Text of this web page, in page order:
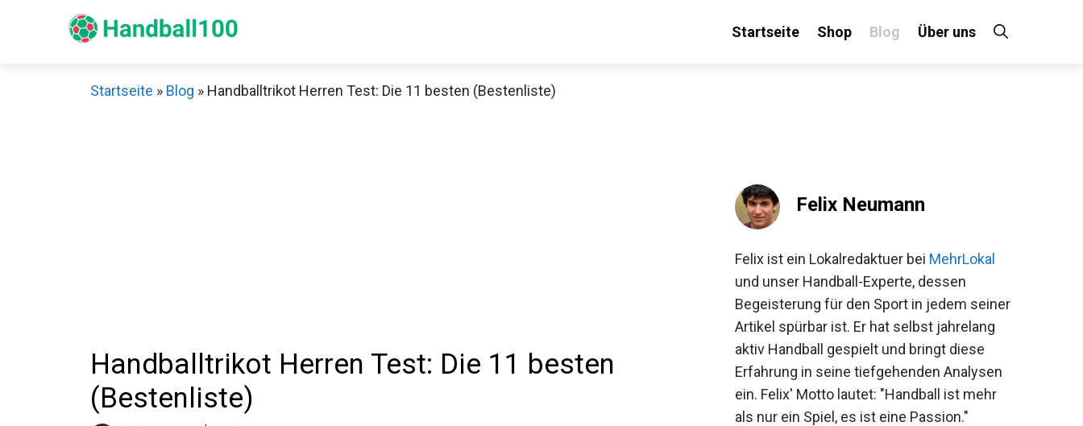
Startseite Shop Blog Über uns
Startseite » Blog » Handballtrikot Herren Test: Die 11 besten (Bestenliste)
Handballtrikot Herren Test: Die 11 besten
(Bestenliste)
Felix Neumann
Felix ist ein Lokalredaktuer beiMehrLokal
und unser Handball-Experte, dessen
Begeisterung für den Sport in jedem seiner
Artikel spürbar ist. Er hat selbst jahrelang
aktiv Handball gespielt und bringt diese
Erfahrung in seine tiefgehenden Analysen
ein. Felix' Motto lautet: "Handball ist mehr
als nur ein Spiel, es ist eine Passion."
Schaue dir jetzt die meistverkauften Produkte im Sale bei Decathlon an!